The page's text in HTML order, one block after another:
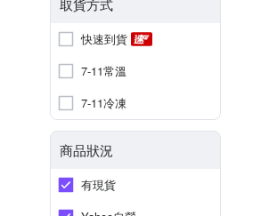
取貨方式
快速到貨
7-11常溫
7-11冷凍
商品狀況
有現貨